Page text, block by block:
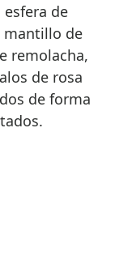
de
mantillo de
remolacha,
de rosa
de forma